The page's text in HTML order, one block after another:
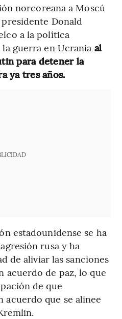
norcoreana a Moscú
Donald
a la política
guerra en Ucrania al
para detener la
ya tres años.
estadounidense se ha
rusa y ha
de aliviar las sanciones
acuerdo de paz, lo que
de que
acuerdo que se alinee